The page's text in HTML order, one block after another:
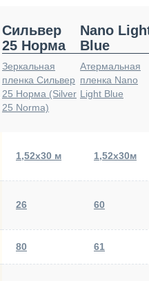
Сильвер
25 Норма
Зеркальная
пленка Сильвер
25 Норма (Silver
25 Norma)
Nano
Blue
Атермальная
пленка Nano
Light Blue
1,52х30 м 1,52х30м
26 60
80 61